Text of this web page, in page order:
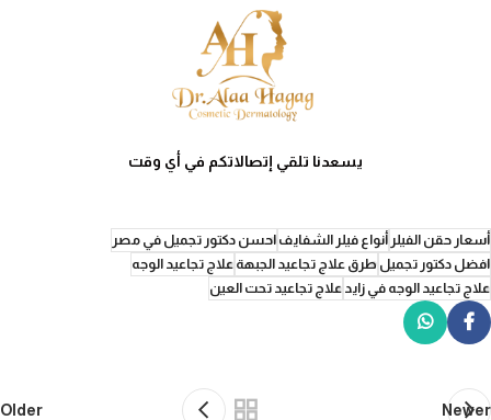
يسعدنا تلقي إتصالاتكم في أي وقت
أسعار حقن الفيلر أنواع فيلر الشفايف احسن دكتور تجميل في مصر
افضل دكتور تجميل طرق علاج تجاعيد الجبهة علاج تجاعيد الوجه
علاج تجاعيد الوجه في زايد علاج تجاعيد تحت العين
Newer
Older